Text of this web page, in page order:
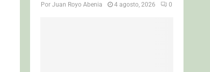
PorJuan Royo Abenia 4 agosto, 2026 0